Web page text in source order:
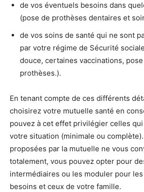
de vos éventuels besoins dans
(pose de prothèses dentaires et
de vos soins de santé qui ne sont
par votre régime de Sécurité
douce, certaines vaccinations,
prothèses.).
En tenant compte de ces différents
choisirez votre mutuelle santé en
pouvez à cet effet privilégier celles
votre situation (minimale ou
proposées par la mutuelle ne vous
totalement, vous pouvez opter pour
intermédiaires ou les moduler pour
besoins et ceux de votre famille.